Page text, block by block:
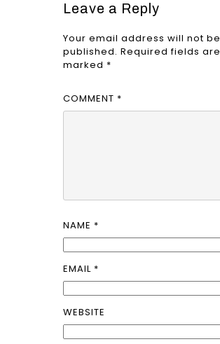
Leave a Reply
Your email address will not be
published. Required fields are
marked *
COMMENT *
NAME *
EMAIL *
WEBSITE